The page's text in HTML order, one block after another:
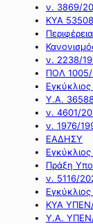
ν. 3869/
ΚΥΑ
ν. 2238/
ΠΟΛ
Υ.Α.
ν. 4601/
ν. 1976/
ΕΑΔΗΣΥ
Πράξη
ν. 5116/
ΚΥΑ
Υ.Α. ΥΠΕΝ/